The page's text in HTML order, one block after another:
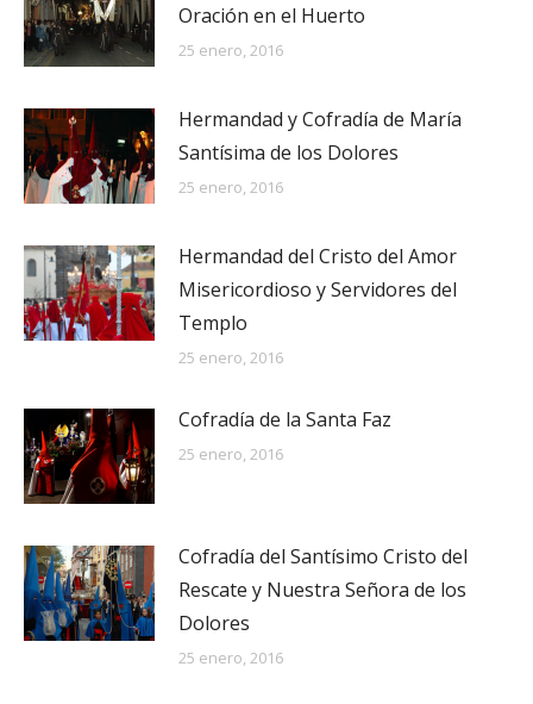
Oración en el Huerto
25 enero, 2016
Hermandad y Cofradía de María
Santísima de los Dolores
25 enero, 2016
Hermandad del Cristo del Amor
Misericordioso y Servidores del
Templo
25 enero, 2016
Cofradía de la Santa Faz
25 enero, 2016
Cofradía del Santísimo Cristo del
Rescate y Nuestra Señora de los
Dolores
25 enero, 2016